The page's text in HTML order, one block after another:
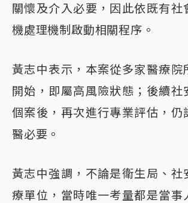
關懷及介入必要，因此依既有社
機處理機制啟動相關程序。
黃志中表示，本案從多家醫療院
開始，即屬高風險狀態；後續社
個案後，再次進行專業評估，仍
醫必要。
黃志中強調，不論是衛生局、社
療單位，當時唯一考量都是當事